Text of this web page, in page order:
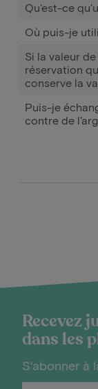
Qu'est-ce
Où puis-je
Si la valeur
réservation
conserve la
Puis-je
contre de
Recevez
dans les
S'abonner à